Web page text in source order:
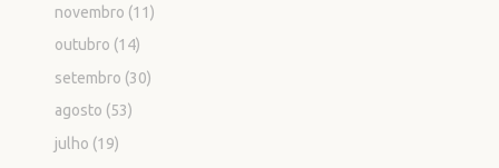
novembro (11)
outubro (14)
setembro (30)
agosto (53)
julho (19)